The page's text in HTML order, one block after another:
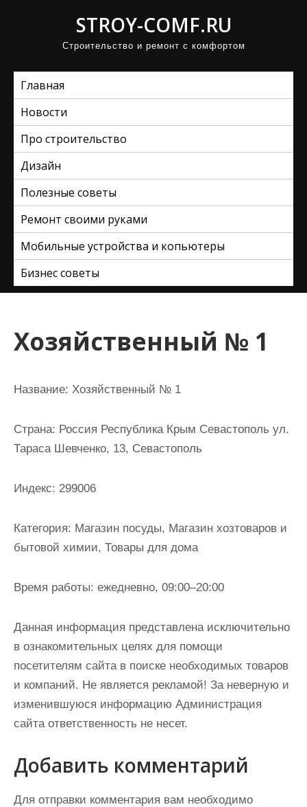
STROY-COMF.RU
Строительство и ремонт с комфортом
Главная
Новости
Про строительство
Дизайн
Полезные советы
Ремонт своими руками
Мобильные устройства и копьютеры
Бизнес советы
Хозяйственный № 1
Название: Хозяйственный № 1
Страна: Россия Республика Крым Севастополь ул.
Тараса Шевченко, 13, Севастополь
Индекс: 299006
Категория: Магазин посуды, Магазин хозтоваров и
бытовой химии, Товары для дома
Время работы: ежедневно, 09:00–20:00
Данная информация представлена исключительно
в ознакомительных целях для помощи
посетителям сайта в поиске необходимых товаров
и компаний. Не является рекламой! За неверную и
изменившуюся информацию Администрация
сайта ответственность не несет.
Добавить комментарий
Для отправки комментария вам необходимо